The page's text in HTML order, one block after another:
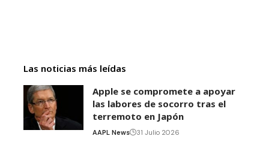
Las noticias más leídas
Apple se compromete a apoyar
las labores de socorro tras el
terremoto en Japón
AAPL News 31 Julio 2026